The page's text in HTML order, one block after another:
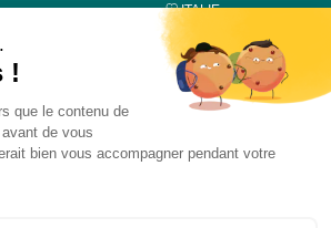
ITALIE
Nous suivre sur Linkedin
UPSA de la Douleur